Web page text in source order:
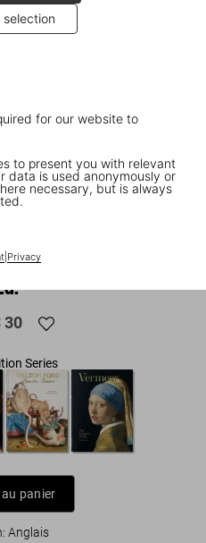
for our website to
to present you with relevant
data is used anonymously or
necessary, but is always
| PrivacyPaintings. 45th
30
Series
panier
Anglais